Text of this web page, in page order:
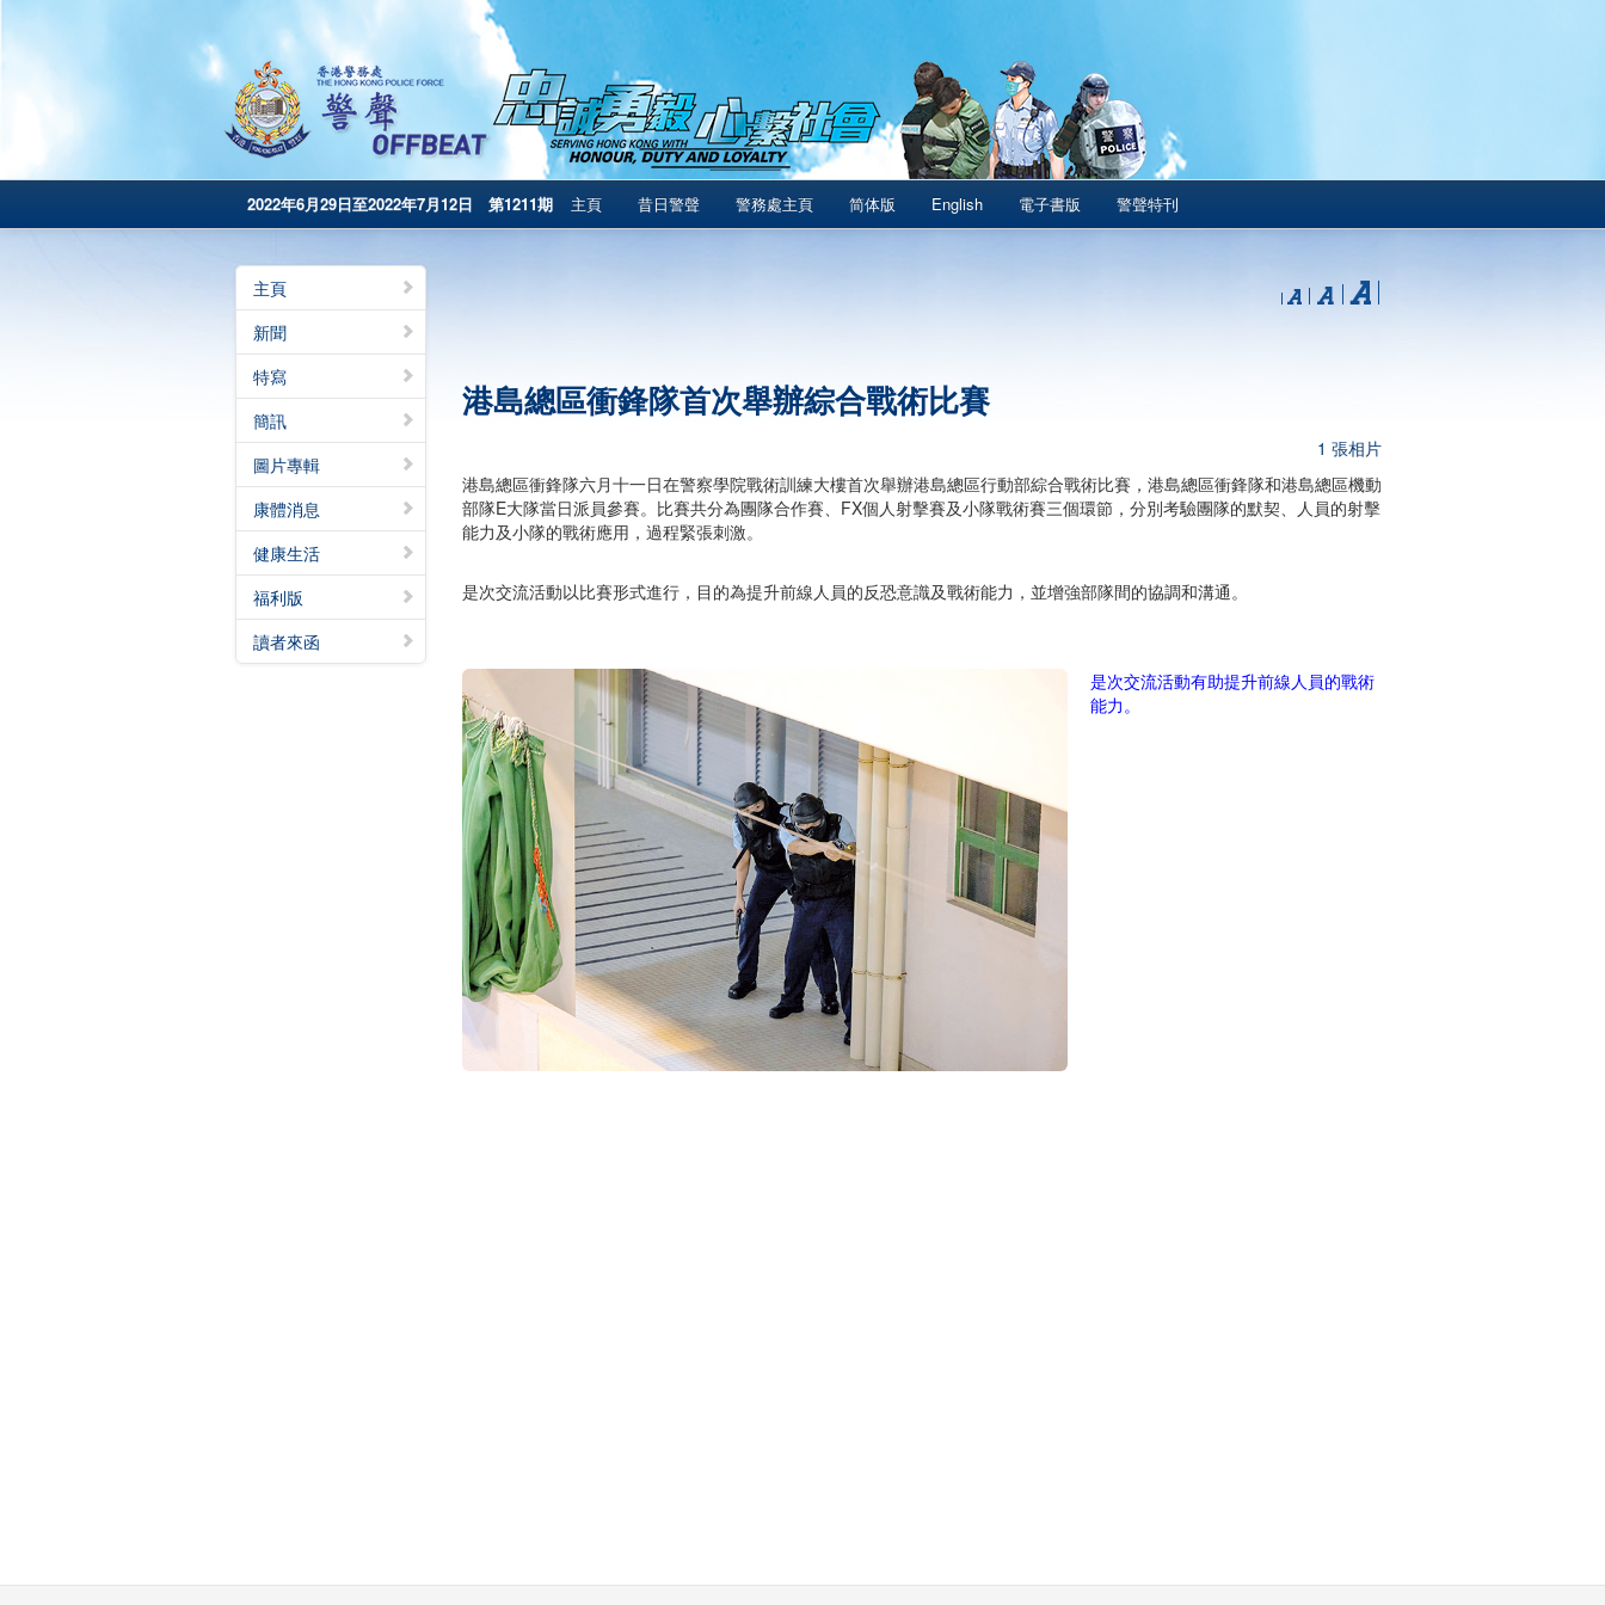
2022年6月29日至2022年7月12日 第1211期 主頁 昔日警聲 警務處主頁 简体版 English 電子書版 警聲特刊
主頁
新聞
特寫
簡訊
圖片專輯
康體消息
健康生活
福利版
讀者來函
港島總區衝鋒隊首次舉辦綜合戰術比賽
1 張相片
港島總區衝鋒隊六月十一日在警察學院戰術訓練大樓首次舉辦港島總區行動部綜合戰術比賽，港島總區衝鋒隊和港島總區機動
部隊E大隊當日派員參賽。比賽共分為團隊合作賽、FX個人射擊賽及小隊戰術賽三個環節，分別考驗團隊的默契、人員的射擊
能力及小隊的戰術應用，過程緊張刺激。
是次交流活動以比賽形式進行，目的為提升前線人員的反恐意識及戰術能力，並增強部隊間的協調和溝通。
是次交流活動有助提升前線人員的戰術
能力。